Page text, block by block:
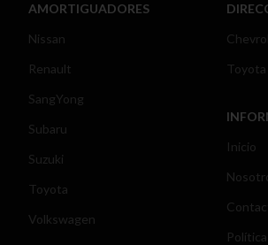
AMORTIGUADORES
Nissan
Renault
SangYong
Subaru
Suzuki
Toyota
Volkswagen
Toyota
Inicio